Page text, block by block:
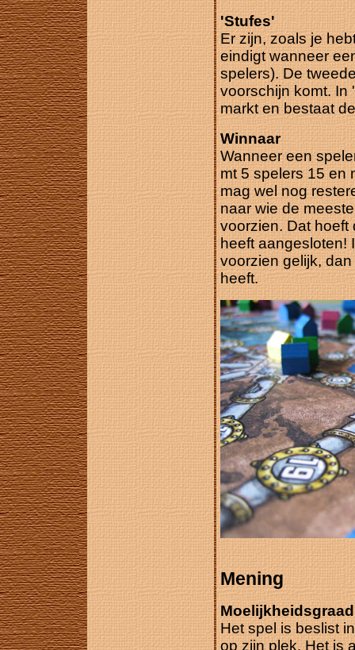
'Stufes'
Er zijn, zoals je
eindigt wanneer
spelers). De
voorschijn komt. In
markt en bestaat
Winnaar
Wanneer een
mt 5 spelers 15 en
mag wel nog
naar wie de
voorzien. Dat hoeft
heeft aangesloten!
voorzien gelijk,
heeft.
Mening
Moelijkheidsgraad
Het spel is beslist
op zijn plek. Het is